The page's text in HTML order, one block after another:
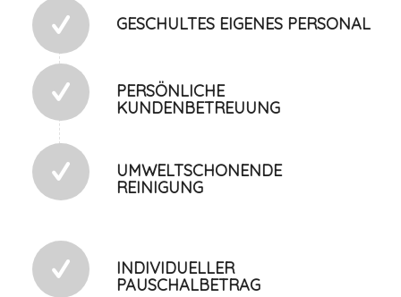
GESCHULTES EIGENES PERSONAL
PERSÖNLICHE
KUNDENBETREUUNG
UMWELTSCHONENDE
REINIGUNG
INDIVIDUELLER
PAUSCHALBETRAG